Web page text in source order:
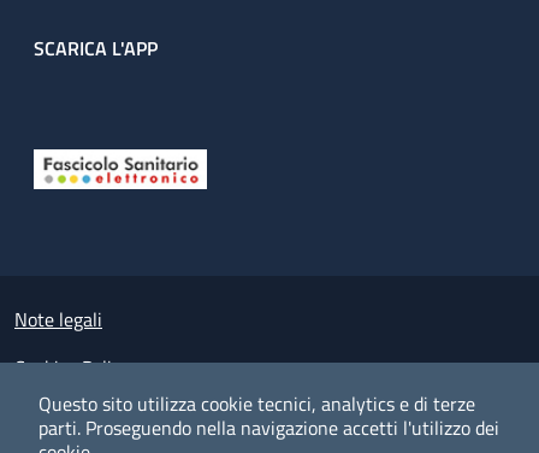
Questo sito utilizza cookie tecnici, analytics e di terze
parti. Proseguendo nella navigazione accetti l'utilizzo dei
SCARICA L'APP
Small prints
Note legali
Cookies Policy
Policy privacy e protezione del dato personale